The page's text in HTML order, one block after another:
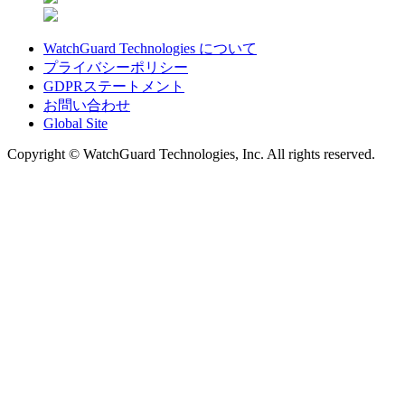
WatchGuard Technologies について
プライバシーポリシー
GDPRステートメント
お問い合わせ
Global Site
Copyright © WatchGuard Technologies, Inc. All rights reserved.